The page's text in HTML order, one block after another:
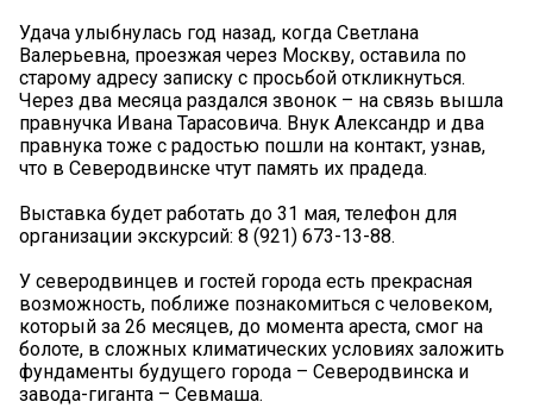
Удача улыбнулась год назад, когда Светлана
Валерьевна, проезжая через Москву, оставила по
старому адресу записку с просьбой откликнуться.
Через два месяца раздался звонок – на связь вышла
правнучка Ивана Тарасовича. Внук Александр и два
правнука тоже с радостью пошли на контакт, узнав,
что в Северодвинске чтут память их прадеда.
Выставка будет работать до 31 мая, телефон для
организации экскурсий: 8 (921) 673-13-88.
У северодвинцев и гостей города есть прекрасная
возможность, поближе познакомиться с человеком,
который за 26 месяцев, до момента ареста, смог на
болоте, в сложных климатических условиях заложить
фундаменты будущего города – Северодвинска и
завода-гиганта – Севмаша.